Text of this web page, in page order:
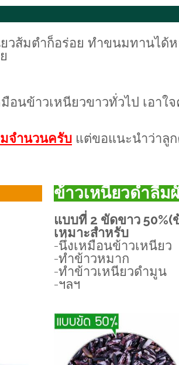
วส้มตำก็อร่อย ทำขนมทานได้
อนข้าวเหนียวขาวทั่วไป เอา
จำนวนครับ แต่ขอแนะนำว่าลู
ข้าวเหนียวดำลืม
แบบที่ 2 ขัดขาว
เหมาะสำหรับ
-นึ่งเหมือนข้าวเหนียว
-ทำข้าวหมาก
-ทำข้าวเหนียวดำมูน
-ฯลฯ